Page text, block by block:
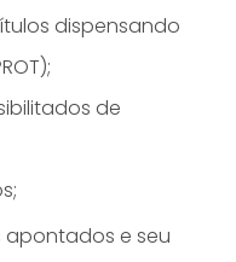
dispensando
de
e seu